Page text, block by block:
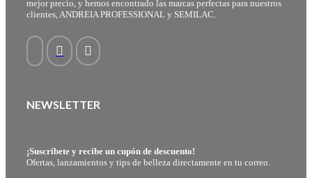
mejor precio, y hemos encontrado las marcas perfectas para nuestros
clientes, ANDREIA PROFESSIONAL y SEMILAC.
NEWSLETTER
¡Suscríbete y recibe un cupón de descuento!
Ofertas, lanzamientos y tips de belleza directamente en tu correo.